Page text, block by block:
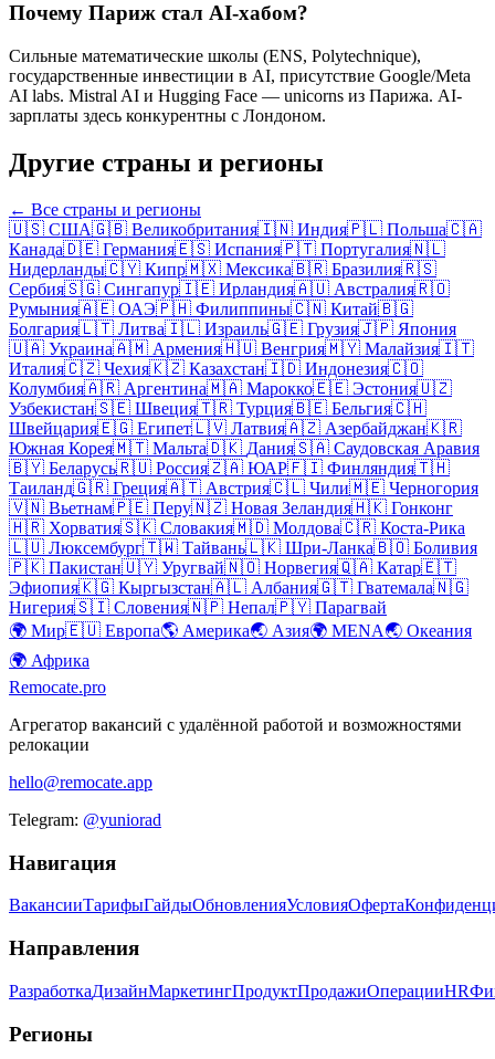
Почему Париж стал AI-хабом?
Сильные математические школы (ENS, Polytechnique),
государственные инвестиции в AI, присутствие Google/Meta
AI labs. Mistral AI и Hugging Face — unicorns из Парижа. AI-
зарплаты здесь конкурентны с Лондоном.
Другие страны и регионы
← Все страны и регионы
🇺🇸 США🇬🇧 Великобритания🇮🇳 Индия🇵🇱 Польша🇨🇦
Канада🇩🇪 Германия🇪🇸 Испания🇵🇹 Португалия🇳🇱
Нидерланды🇨🇾 Кипр🇲🇽 Мексика🇧🇷 Бразилия🇷🇸
Сербия🇸🇬 Сингапур🇮🇪 Ирландия🇦🇺 Австралия🇷🇴
Румыния🇦🇪 ОАЭ🇵🇭 Филиппины🇨🇳 Китай🇧🇬
Болгария🇱🇹 Литва🇮🇱 Израиль🇬🇪 Грузия🇯🇵 Япония
🇺🇦 Украина🇦🇲 Армения🇭🇺 Венгрия🇲🇾 Малайзия🇮🇹
Италия🇨🇿 Чехия🇰🇿 Казахстан🇮🇩 Индонезия🇨🇴
Колумбия🇦🇷 Аргентина🇲🇦 Марокко🇪🇪 Эстония🇺🇿
Узбекистан🇸🇪 Швеция🇹🇷 Турция🇧🇪 Бельгия🇨🇭
Швейцария🇪🇬 Египет🇱🇻 Латвия🇦🇿 Азербайджан🇰🇷
Южная Корея🇲🇹 Мальта🇩🇰 Дания🇸🇦 Саудовская Аравия
🇧🇾 Беларусь🇷🇺 Россия🇿🇦 ЮАР🇫🇮 Финляндия🇹🇭
Таиланд🇬🇷 Греция🇦🇹 Австрия🇨🇱 Чили🇲🇪 Черногория
🇻🇳 Вьетнам🇵🇪 Перу🇳🇿 Новая Зеландия🇭🇰 Гонконг
🇭🇷 Хорватия🇸🇰 Словакия🇲🇩 Молдова🇨🇷 Коста-Рика
🇱🇺 Люксембург🇹🇼 Тайвань🇱🇰 Шри-Ланка🇧🇴 Боливия
🇵🇰 Пакистан🇺🇾 Уругвай🇳🇴 Норвегия🇶🇦 Катар🇪🇹
Эфиопия🇰🇬 Кыргызстан🇦🇱 Албания🇬🇹 Гватемала🇳🇬
Нигерия🇸🇮 Словения🇳🇵 Непал🇵🇾 Парагвай
🌍 Мир🇪🇺 Европа🌎 Америка🌏 Азия🌍 MENA🌏 Океания
🌍 Африка
Remocate.pro
Агрегатор вакансий с удалённой работой и возможностями
релокации
hello@remocate.app
Telegram: @yuniorad
Навигация
ВакансииТарифыГайдыОбновленияУсловияОферта
Направления
РазработкаДизайнМаркетингПродуктПродажиОперацииHR
Регионы